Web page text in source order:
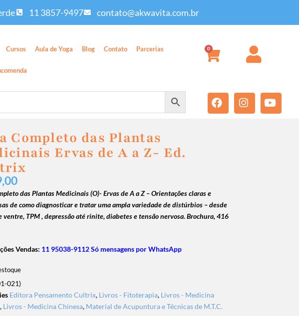
11 3857-9497 contato@akwavita.com.br
Cursos Aula de Yoga Blog Contato Parcerias 0
Completo das Plantas
Ervas de A a Z- Ed.
das Plantas Medicinais (O)- Ervas de A a Z – Orientações claras e
de como diagnosticar e tratar uma ampla variedade de distúrbios – desde
ventre, TPM , depressão até rinite, diabetes e tensão nervosa. Brochura, 416
Vendas: 11 95038-9112 Só mensagens por WhatsApp
021)
Editora Pensamento Cultrix, Livros - Fitoterapia, Livros - Medicina
, Livros - Medicina Chinesa, Material de Acupuntura e Técnicas de M.T.C.